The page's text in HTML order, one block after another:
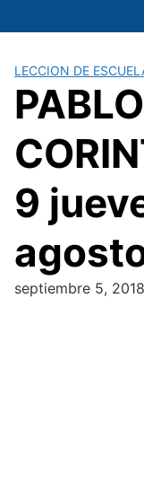
al
LECCION DE
9
septiembre 5, 2018